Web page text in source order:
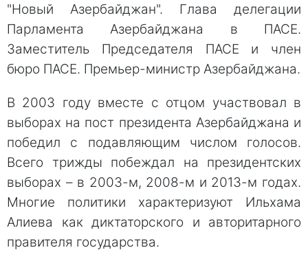
"Новый Азербайджан". Глава делегации
Парламента Азербайджана в ПАСЕ.
Заместитель Председателя ПАСЕ и член
бюро ПАСЕ. Премьер-министр Азербайджана.
В 2003 году вместе с отцом участвовал в
выборах на пост президента Азербайджана и
победил с подавляющим числом голосов.
Всего трижды побеждал на президентских
выборах – в 2003-м, 2008-м и 2013-м годах.
Многие политики характеризуют Ильхама
Алиева как диктаторского и авторитарного
правителя государства.